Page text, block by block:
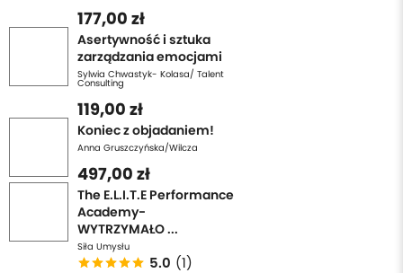
177,00 zł
Asertywność i sztuka
zarządzania emocjami
Sylwia Chwastyk- Kolasa/ Talent
Consulting
119,00 zł
Koniec z objadaniem!
Anna Gruszczyńska/Wilcza
497,00 zł
The E.L.I.T.E Performance
Academy-
WYTRZYMAŁO ...
Siła Umysłu
5.0 (1)